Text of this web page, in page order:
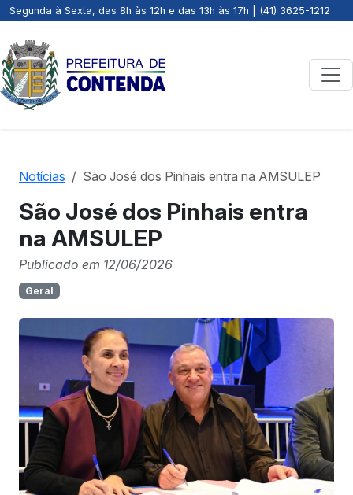
Segunda à Sexta, das 8h às 12h e das 13h às 17h | (41) 3625-1212
Notícias São José dos Pinhais entra na AMSULEP
São José dos Pinhais entra
na AMSULEP
Publicado em 12/06/2026
Geral